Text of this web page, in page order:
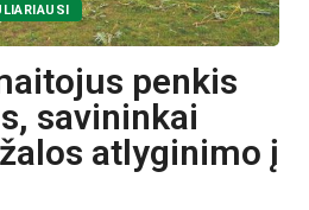
penkis
savininkai
atlyginimo į